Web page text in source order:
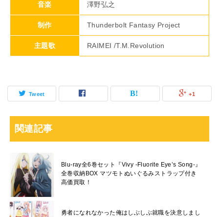
音楽 澤野弘之
制作 Thunderbolt Fantasy Project
主題歌 RAIMEI /T.M.Revolution
Tweet +1
関連記事
Blu-ray全6巻セット『Vivy -Fluorite Eye’s Song-』
全巻収納BOX マツモトぬいぐるみストラップ付き
高価買取！
勇者になれなかった俺はしぶしぶ就職を決意しまし